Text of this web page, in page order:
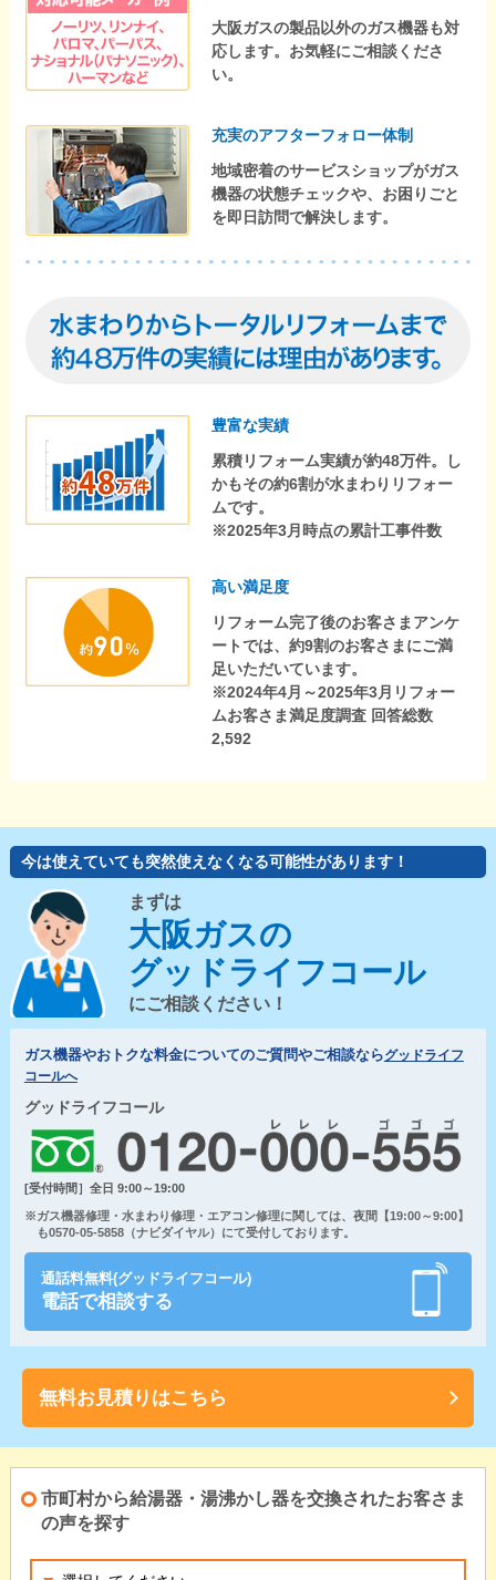
大阪ガスの製品以外のガス機器も対
応します。お気軽にご相談くださ
い。
充実のアフターフォロー体制
地域密着のサービスショップがガス
機器の状態チェックや、お困りごと
を即日訪問で解決します。
豊富な実績
累積リフォーム実績が約48万件。し
かもその約6割が水まわりリフォー
ムです。
※2025年3月時点の累計工事件数
高い満足度
リフォーム完了後のお客さまアンケ
ートでは、約9割のお客さまにご満
足いただいています。
※2024年4月～2025年3月リフォー
ムお客さま満足度調査 回答総数
2,592
今は使えていても突然使えなくなる可能性があります！
まずは
大阪ガスの
グッドライフコール
にご相談ください！
ガス機器やおトクな料金についてのご質問やご相談ならグッドライフ
コールへ
グッドライフコール
[受付時間］全日 9:00～19:00
※ガス機器修理・水まわり修理・エアコン修理に関しては、夜間【19:00～9:00】
も0570-05-5858（ナビダイヤル）にて受付しております。
通話料無料(グッドライフコール)
電話で相談する
無料お見積りはこちら
市町村から給湯器・湯沸かし器を交換されたお客さま
の声を探す